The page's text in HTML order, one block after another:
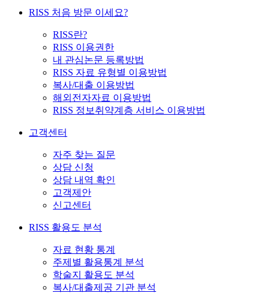
RISS 처음 방문 이세요?
RISS란?
RISS 이용권한
내 관심논문 등록방법
RISS 자료 유형별 이용방법
복사/대출 이용방법
해외전자자료 이용방법
RISS 정보취약계층 서비스 이용방법
고객센터
자주 찾는 질문
상담 신청
상담 내역 확인
고객제안
신고센터
RISS 활용도 분석
자료 현황 통계
주제별 활용통계 분석
학술지 활용도 분석
복사/대출제공 기관 분석